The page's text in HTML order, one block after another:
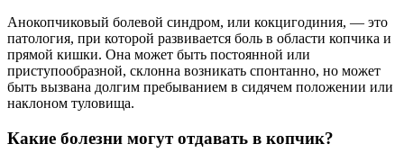
Анокопчиковый болевой синдром, или кокцигодиния, — это
патология, при которой развивается боль в области копчика и
прямой кишки. Она может быть постоянной или
приступообразной, склонна возникать спонтанно, но может
быть вызвана долгим пребыванием в сидячем положении или
наклоном туловища.
Какие болезни могут отдавать в копчик?